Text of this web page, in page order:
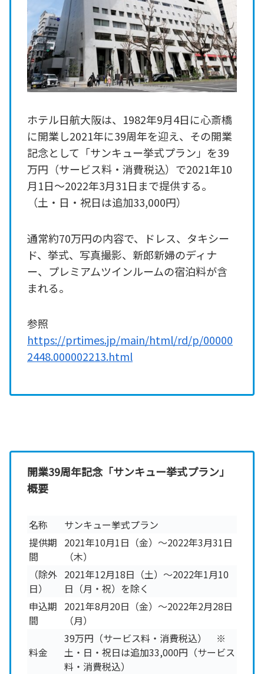
ホテル日航大阪は、1982年9月4日に心斎橋
に開業し2021年に39周年を迎え、その開業
記念として「サンキュー挙式プラン」を39
万円（サービス料・消費税込）で2021年10
月1日～2022年3月31日まで提供する。
（土・日・祝日は追加33,000円）
通常約70万円の内容で、ドレス、タキシー
ド、挙式、写真撮影、新郎新婦のディナ
ー、プレミアムツインルームの宿泊料が含
まれる。
参照
https://prtimes.jp/main/html/rd/p/00000
2448.000002213.html
開業39周年記念「サンキュー挙式プラン」
概要
名称
サンキュー挙式プラン
提供期
間
2021年10月1日（金）～2022年3月31日
（木）
（除外
日）
2021年12月18日（土）～2022年1月10
日（月・祝）を除く
申込期
間
2021年8月20日（金）～2022年2月28日
（月）
料金
39万円（サービス料・消費税込） ※
土・日・祝日は追加33,000円（サービス
料・消費税込）